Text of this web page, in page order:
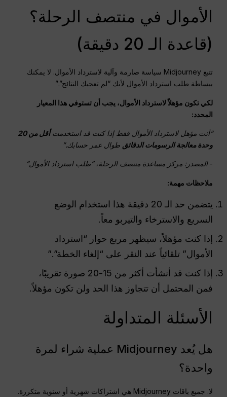
الأموال في منتصف الرحلة؟
(قاعدة الـ 20 دقيقة)
تتبع Midjourney سياسة صارمة وآلية لاسترداد الأموال. لا يمكنك
ببساطة طلب استرداد الأموال لأنك “لم تعجبك النتائج”.”
لكي تكون مؤهلاً لاسترداد الأموال، يجب أن تستوفي هذا المعيار
المحدد:
“أنت مؤهل لاسترداد الأموال فقط إذا كنت قد استخدمتأقل من 20
وحدة معالجة الرسوماتالدقائق طوال عمر حسابك.”
-المصدر: مركز مساعدة منتصف الرحلة، “طلب استرداد الأموال”
ملاحظات مهمة:
يتضمن حد الـ 20 دقيقة هذا استخدام الوضع
السريع والاسترخاء والتيربو معاً.
إذا كنت مؤهلاً، سيظهر مربع حوار “استرداد
الأموال” تلقائياً عند النقر على “إلغاء الخطة”.”
إذا كنت قد أنشأت أكثر من 15-20 صورة تقريبًا،
فمن المحتمل أن تتجاوز هذا الحد ولن تكون مؤهلاً.
الأسئلة المتداولة
هل يُعد Midjourney عملية شراء لمرة
واحدة؟
لا. جميع باقات Midjourney هي اشتراكات شهرية أو سنوية متكررة.